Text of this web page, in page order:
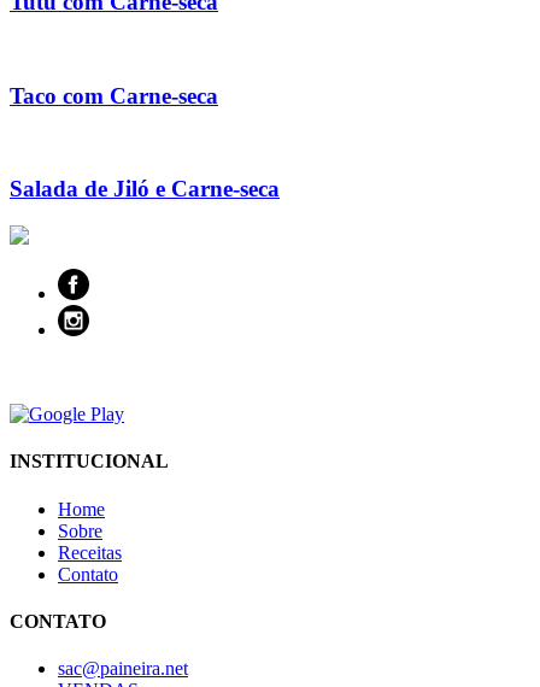
Taco com Carne-seca
Salada de Jiló e Carne-seca
INSTITUCIONAL
Home
Sobre
Receitas
Contato
CONTATO
sac@paineira.net